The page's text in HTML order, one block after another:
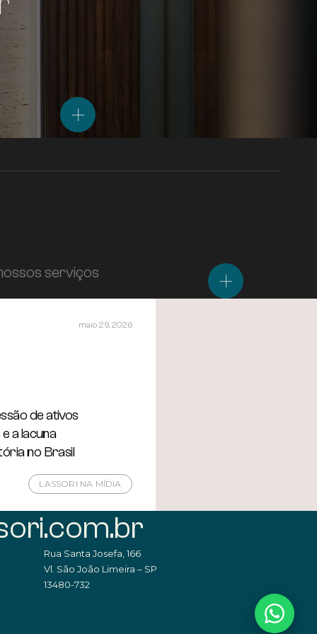
serviços
maio 29, 2026
de ativos
a lacuna
no Brasil
LASSORI NA MÍDIA
Rua Santa Josefa, 166
Vl. São João Limeira – SP
13480-732